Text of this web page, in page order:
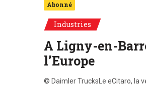
Abonné
Industries
A Ligny-en-
l’Europe
© Daimler TrucksLe eCitaro, la